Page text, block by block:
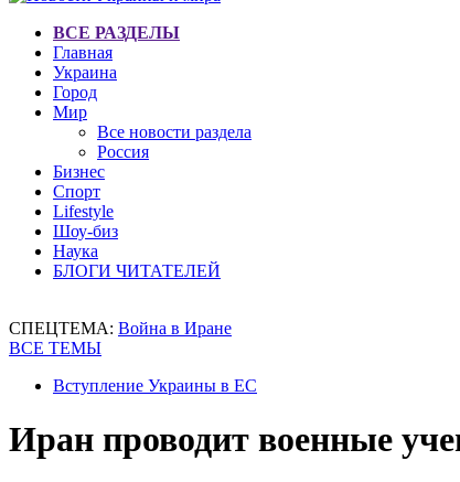
ВСЕ РАЗДЕЛЫ
Главная
Украина
Город
Мир
Все новости раздела
Россия
Бизнес
Спорт
Lifestyle
Шоу-биз
Наука
БЛОГИ ЧИТАТЕЛЕЙ
СПЕЦТЕМА: Война в Иране
ВСЕ ТЕМЫ
Вступление Украины в ЕС
Иран проводит военные